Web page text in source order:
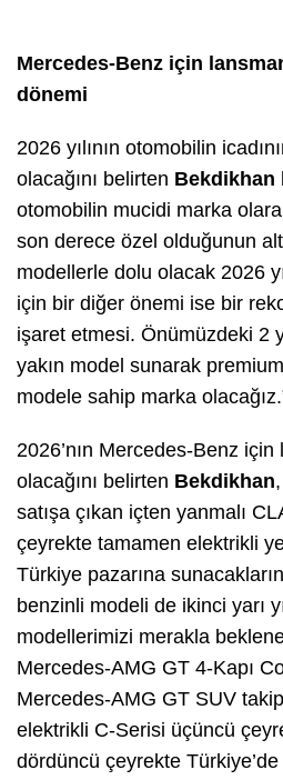
Mercedes-Benz için
dönemi
2026 yılının otomobilin
olacağını belirten Bekdikhan
otomobilin mucidi marka
son derece özel olduğunun
modellerle dolu olacak 2026
için bir diğer önemi ise bir
işaret etmesi. Önümüzdeki 2
yakın model sunarak
modele sahip marka
2026’nın Mercedes-Benz için
olacağını belirten Bekdikhan
satışa çıkan içten yanmalı
çeyrekte tamamen elektrikli
Türkiye pazarına
benzinli modeli de ikinci yarı
modellerimizi merakla
Mercedes-AMG GT 4-Kapı
Mercedes-AMG GT SUV
elektrikli C-Serisi üçüncü
dördüncü çeyrekte